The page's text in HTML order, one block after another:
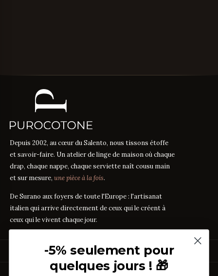
Depuis 2002, au cœur du Salento, nous tissons étoffe
et savoir-faire. Un atelier de linge de maison où chaque
drap, chaque nappe, chaque serviette naît cousu main
et sur mesure, une pièce à la fois.
De Surano aux foyers de toute l'Europe : l'artisanat
italien qui arrive directement de ceux qui le créent à
ceux qui le vivent chaque jour.
PRODUITS
GUIDES DES TISSUS
-5% seulement pour
quelques jours ! 🎁